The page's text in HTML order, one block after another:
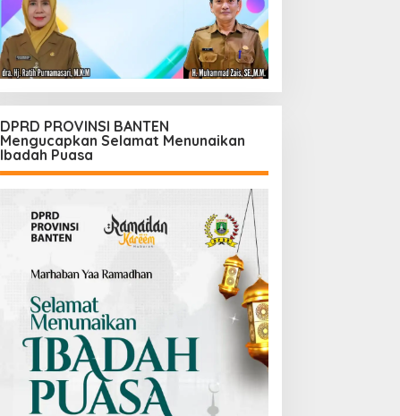
DPRD PROVINSI BANTEN
Mengucapkan Selamat Menunaikan
Ibadah Puasa